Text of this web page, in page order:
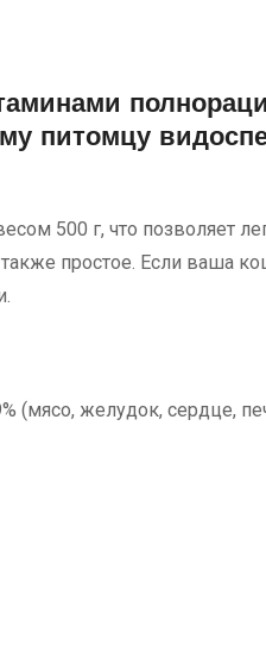
питомцу
500 г, что позволяет
простое. Если ваша
(мясо, желудок, сердце,